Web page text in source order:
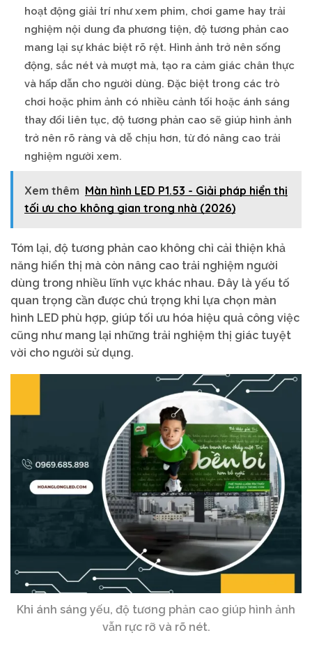
hoạt động giải trí như xem phim, chơi game hay trải
nghiệm nội dung đa phương tiện, độ tương phản cao
mang lại sự khác biệt rõ rệt. Hình ảnh trở nên sống
động, sắc nét và mượt mà, tạo ra cảm giác chân thực
và hấp dẫn cho người dùng. Đặc biệt trong các trò
chơi hoặc phim ảnh có nhiều cảnh tối hoặc ánh sáng
thay đổi liên tục, độ tương phản cao sẽ giúp hình ảnh
trở nên rõ ràng và dễ chịu hơn, từ đó nâng cao trải
nghiệm người xem.
Xem thêm Màn hình LED P1.53 - Giải pháp hiển thị
tối ưu cho không gian trong nhà (2026)
Tóm lại, độ tương phản cao không chỉ cải thiện khả
năng hiển thị mà còn nâng cao trải nghiệm người
dùng trong nhiều lĩnh vực khác nhau. Đây là yếu tố
quan trọng cần được chú trọng khi lựa chọn màn
hình LED phù hợp, giúp tối ưu hóa hiệu quả công việc
cũng như mang lại những trải nghiệm thị giác tuyệt
vời cho người sử dụng.
Khi ánh sáng yếu, độ tương phản cao giúp hình ảnh
vẫn rực rỡ và rõ nét.